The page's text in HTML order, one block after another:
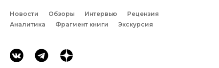
Новости Обзоры Интервью
Рецензия
Аналитика
Фрагмент книги Экскурсия